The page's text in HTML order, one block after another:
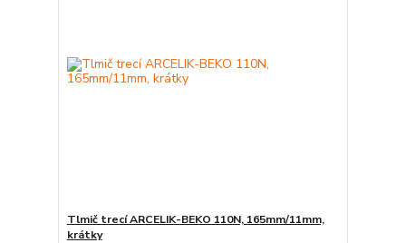
Tlmič trecí ARCELIK-BEKO 110N, 165mm/11mm,
krátky